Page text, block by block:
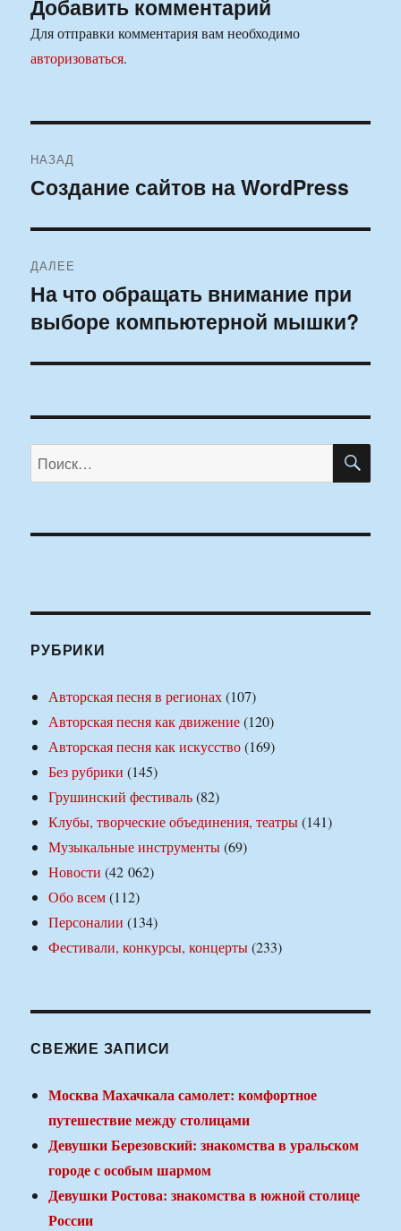
Добавить комментарий
Для отправки комментария вам необходимо
авторизоваться.
по
НАЗАД
Предыдущая
Создание сайтов на WordPress
ДАЛЕЕ
Следующая
запись:
На что обращать внимание при
выборе компьютерной мышки?
Искать:
РУБРИКИ
Авторская песня в регионах(107)
Авторская песня как движение(120)
Авторская песня как искусство(169)
Без рубрики (145)
Грушинский фестиваль(82)
Клубы, творческие объединения, театры(141)
Музыкальные инструменты(69)
Новости (42 062)
Обо всем(112)
Персоналии (134)
Фестивали, конкурсы, концерты(233)
СВЕЖИЕ ЗАПИСИ
Москва Махачкала самолет: комфортное
путешествие между столицами
Девушки Березовский: знакомства в уральском
городе с особым шармом
Девушки Ростова: знакомства в южной столице
России